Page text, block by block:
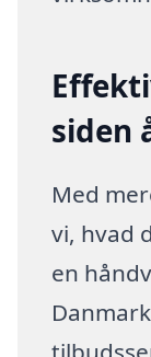
siden
Med
vi, hvad
en